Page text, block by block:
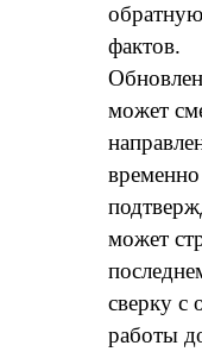
фактов.
может
может
сверку с
работы